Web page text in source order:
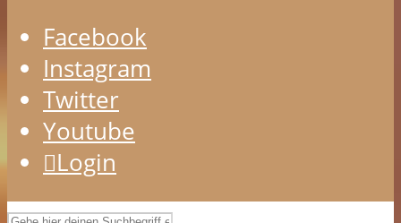
Facebook
Instagram
Twitter
Youtube
Login